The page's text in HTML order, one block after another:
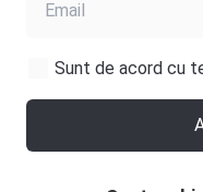
Sunt de acord cu